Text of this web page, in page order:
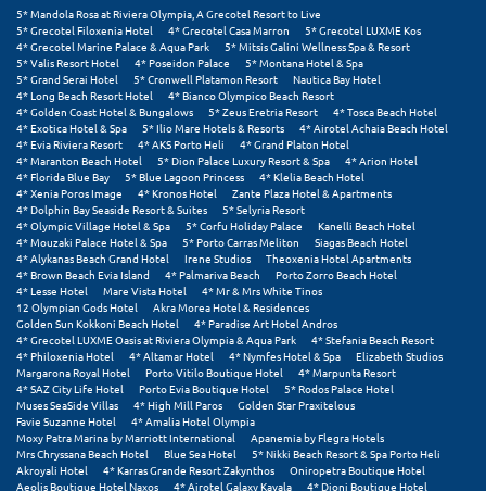
Πύλος
Πύργος
Ρ
Ρέθυμνο
Ρίο
Ρόδος
Σ
Σαλαμίνα
Σαμοθράκη
Σάμος
Σαντορίνη
5* Mandola Rosa at Riviera Olympia, A Grecotel Resort to Live
5* Grecotel Filoxenia Hotel
4* Grecotel Casa Marron
5* Grecotel LUXME Kos
4* Grecotel Marine Palace & Aqua Park
5* Mitsis Galini Wellness Spa & Resort
5* Valis Resort Hotel
4* Poseidon Palace
5* Montana Hotel & Spa
5* Grand Serai Hotel
5* Cronwell Platamon Resort
Nautica Bay Hotel
4* Long Beach Resort Hotel
4* Bianco Olympico Beach Resort
4* Golden Coast Hotel & Bungalows
5* Zeus Eretria Resort
4* Tosca Beach Hotel
4* Exotica Hotel & Spa
5* Ilio Mare Hotels & Resorts
4* Airotel Achaia Beach Hotel
4* Evia Riviera Resort
4* AKS Porto Heli
4* Grand Platon Hotel
4* Maranton Beach Hotel
5* Dion Palace Luxury Resort & Spa
4* Arion Hotel
4* Florida Blue Bay
5* Blue Lagoon Princess
4* Klelia Beach Hotel
4* Xenia Poros Image
4* Kronos Hotel
Zante Plaza Hotel & Apartments
4* Dolphin Bay Seaside Resort & Suites
5* Selyria Resort
4* Olympic Village Hotel & Spa
5* Corfu Holiday Palace
Kanelli Beach Hotel
4* Mouzaki Palace Hotel & Spa
5* Porto Carras Meliton
Siagas Beach Hotel
4* Alykanas Beach Grand Hotel
Irene Studios
Theoxenia Hotel Apartments
4* Brown Beach Evia Island
4* Palmariva Beach
Porto Zorro Beach Hotel
4* Lesse Hotel
Mare Vista Hotel
4* Mr & Mrs White Tinos
12 Olympian Gods Hotel
Akra Morea Hotel & Residences
Golden Sun Kokkoni Beach Hotel
4* Paradise Art Hotel Andros
4* Grecotel LUXME Oasis at Riviera Olympia & Aqua Park
4* Stefania Beach Resort
4* Philoxenia Hotel
4* Altamar Hotel 4* Nymfes Hotel & Spa
Elizabeth Studios
Margarona Royal Hotel
Porto Vitilo Boutique Hotel
4* Marpunta Resort
4* SAZ City Life Hotel
Porto Evia Boutique Hotel
5* Rodos Palace Hotel
Muses SeaSide Villas
4* High Mill Paros
Golden Star Praxitelous
Favie Suzanne Hotel
4* Amalia Hotel Olympia
Moxy Patra Marina by Marriott International
Apanemia by Flegra Hotels
Mrs Chryssana Beach Hotel
Blue Sea Hotel
5* Nikki Beach Resort & Spa Porto Heli
Akroyali Hotel
4* Karras Grande Resort Zakynthos
Oniropetra Boutique Hotel
Aeolis Boutique Hotel Naxos
4* Airotel Galaxy Kavala
4* Dioni Boutique Hotel